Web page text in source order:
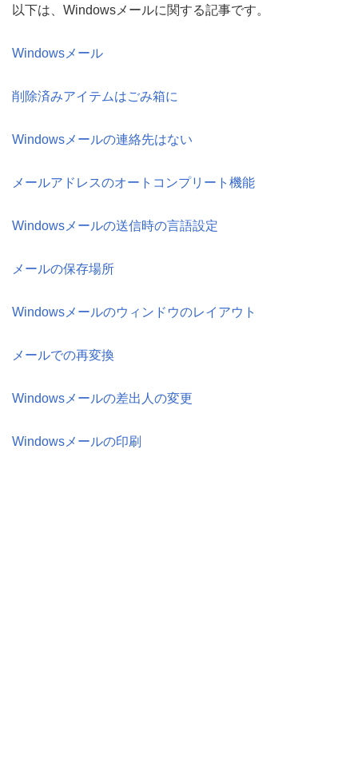
以下は、Windowsメールに関する記事です。
Windowsメール
削除済みアイテムはごみ箱に
Windowsメールの連絡先はない
メールアドレスのオートコンプリート機能
Windowsメールの送信時の言語設定
メールの保存場所
Windowsメールのウィンドウのレイアウト
メールでの再変換
Windowsメールの差出人の変更
Windowsメールの印刷